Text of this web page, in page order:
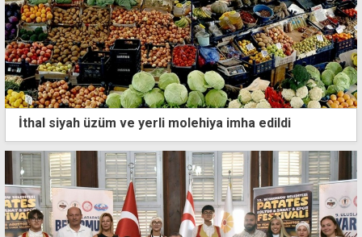
İthal siyah üzüm ve yerli molehiya imha edildi